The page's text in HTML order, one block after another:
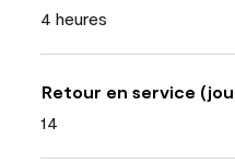
4 heures
Retour en service
14